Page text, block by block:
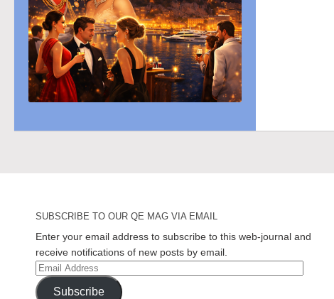
SUBSCRIBE TO OUR QE MAG VIA EMAIL
Enter your email address to subscribe to this web-journal and
receive notifications of new posts by email.
Email
Address
Subscribe